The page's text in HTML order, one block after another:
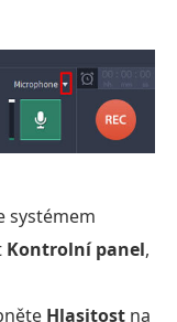
systémem
Kontrolní panel,
Hlasitost na